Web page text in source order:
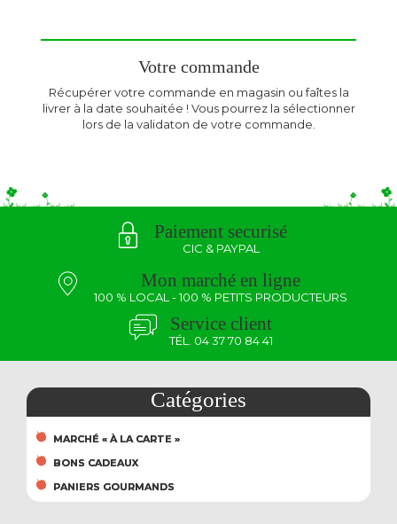
Votre commande
Récupérer votre commande en magasin ou faîtes la
livrer à la date souhaitée ! Vous pourrez la sélectionner
lors de la validaton de votre commande.
Paiement securisé
CIC & PAYPAL
Mon marché en ligne
100 % LOCAL - 100 % PETITS PRODUCTEURS
Service client
TÉL. 04 37 70 84 41
Catégories
MARCHÉ « À LA CARTE »
BONS CADEAUX
PANIERS GOURMANDS